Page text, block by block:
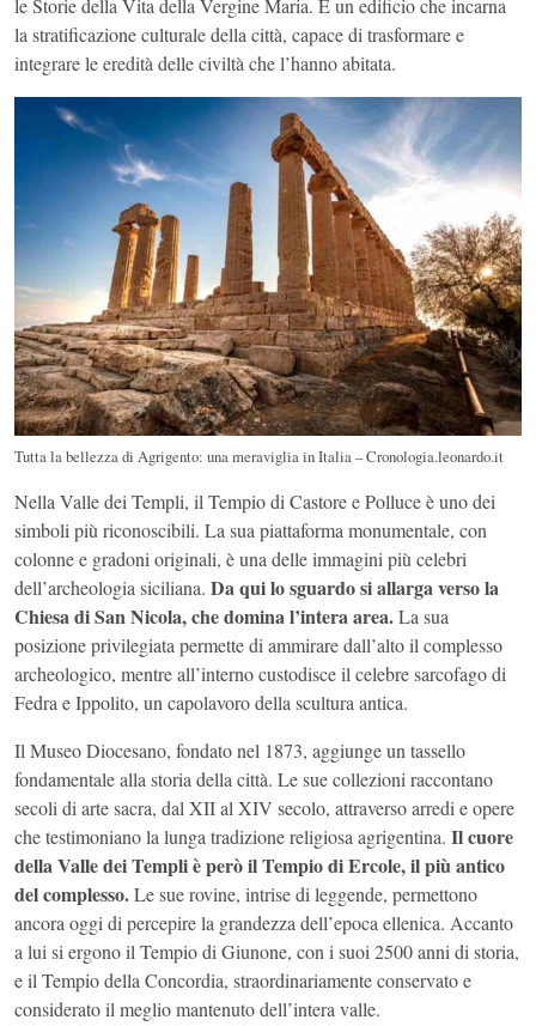
le Storie della Vita della Vergine Maria. È un edificio che incarna
la stratificazione culturale della città, capace di trasformare e
integrare le eredità delle civiltà che l’hanno abitata.
Tutta la bellezza di Agrigento: una meraviglia in Italia – Cronologia.leonardo.it
Nella Valle dei Templi, il Tempio di Castore e Polluce è uno dei
simboli più riconoscibili. La sua piattaforma monumentale, con
colonne e gradoni originali, è una delle immagini più celebri
dell’archeologia siciliana. Da qui lo sguardo si allarga verso la
Chiesa di San Nicola, che domina l’intera area.La sua
posizione privilegiata permette di ammirare dall’alto il complesso
archeologico, mentre all’interno custodisce il celebre sarcofago di
Fedra e Ippolito, un capolavoro della scultura antica.
Il Museo Diocesano, fondato nel 1873, aggiunge un tassello
fondamentale alla storia della città. Le sue collezioni raccontano
secoli di arte sacra, dal XII al XIV secolo, attraverso arredi e opere
che testimoniano la lunga tradizione religiosa agrigentina. Il cuore
della Valle dei Templi è però il Tempio di Ercole, il più antico
del complesso.Le sue rovine, intrise di leggende, permettono
ancora oggi di percepire la grandezza dell’epoca ellenica. Accanto
a lui si ergono il Tempio di Giunone, con i suoi 2500 anni di storia,
e il Tempio della Concordia, straordinariamente conservato e
considerato il meglio mantenuto dell’intera valle.